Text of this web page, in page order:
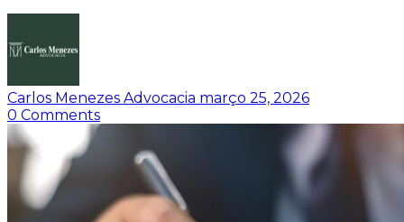
Carlos Menezes Advocacia março 25, 2026
0 Comments